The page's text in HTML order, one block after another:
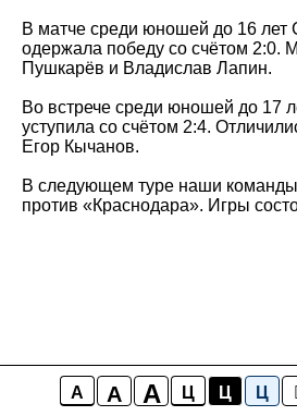
A A A Ц Ц Ц
В матче среди юношей до 16
одержала победу со счётом 2:0.
Пушкарёв и Владислав Лапин.
Во встрече среди юношей до 17
уступила со счётом 2:4.
Егор Кычанов.
В следующем туре наши
против «Краснодара». Игры